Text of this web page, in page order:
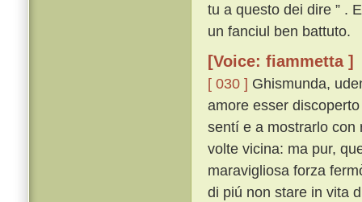
tu a questo dei dire ” .
un fanciul ben battuto.
[Voice: fiammetta ]
[ 030 ] Ghismunda,
amore esser
sentí e a mostrarlo con
volte vicina: ma pur,
maravigliosa forza
di piú non stare in vita